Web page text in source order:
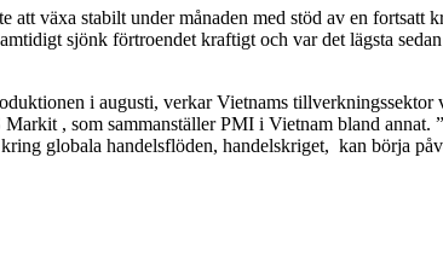
att växa stabilt under månaden med stöd av en
sjönk förtroendet kraftigt och var det lägsta
i augusti, verkar Vietnams
, som sammanställer PMI i Vietnam bland
globala handelsflöden, handelskriget, kan börja